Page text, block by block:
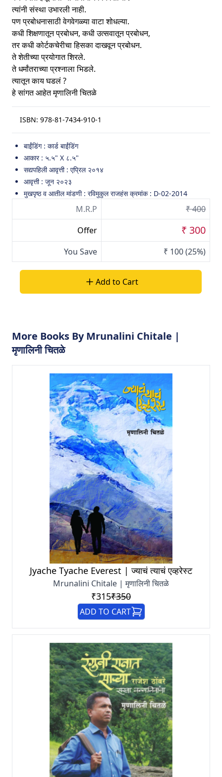
त्यांनी संस्था उभारली नाही.
पण प्रबोधनासाठी वेगवेगळ्या वाटा शोधल्या.
कधी शिक्षणातून प्रबोधन, कधी उत्सवातून प्रबोधन,
तर कधी कोर्टकचेरीचा हिसका दाखवून प्रबोधन.
ते शेतीच्या प्रयोगात शिरले.
ते धर्मांतराच्या प्रश्नाला भिडले.
त्यातून काय घडलं ?
हे सांगत आहेत मृणालिनी चितळे
ISBN: 978-81-7434-910-1
बाईंडिंग : कार्ड बाईंडिंग
आकार : ५.५" X ८.५"
सद्यपहिली आवृत्ती : एप्रिल २०१४
आवृत्ती : जून २०२३
मुखपृष्ठ व आतील मांडणी : रविमुकुल राजहंस क्रमांक : D-02-2014
M.R.P
₹ 400
Offer
₹ 300
You Save ₹ 100(25%)
Add to Cart
More Books By Mrunalini Chitale |
मृणालिनी चितळे
Jyache Tyache Everest | ज्याचं त्याचं एव्हरेस्ट
Mrunalini Chitale | मृणालिनी चितळे
₹315₹350
ADD TO CART